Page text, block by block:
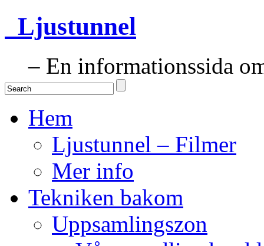
Ljustunnel
– En informationssida
Hem
Ljustunnel – Filmer
Mer info
Tekniken bakom
Uppsamlingszon